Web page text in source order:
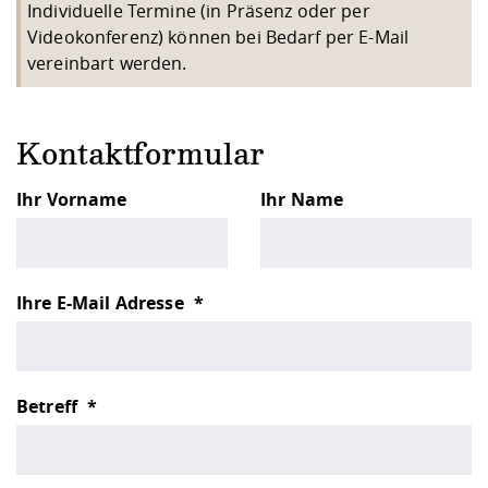
Individuelle Termine (in Präsenz oder per
Videokonferenz) können bei Bedarf per E-Mail
vereinbart werden.
Kontaktformular
Ihr Vorname Ihr Name
Ihre E-Mail Adresse
Betreff